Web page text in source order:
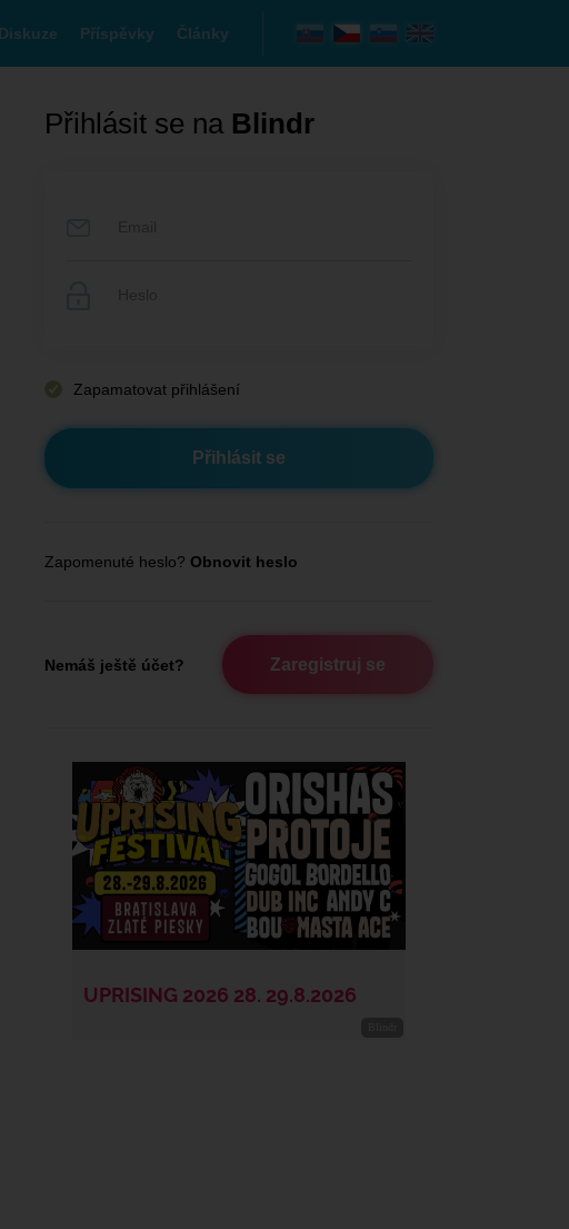
Diskuze Příspěvky Články
Přihlásit se na Blindr
Zapamatovat přihlášení
Zapomenuté heslo? Obnovit heslo
Nemáš ještě účet? Zaregistruj se